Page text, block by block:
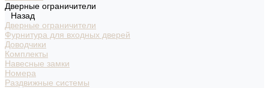
Дверные ограничители
Назад
Дверные ограничители
Фурнитура для входных дверей
Доводчики
Комплекты
Навесные замки
Номера
Раздвижные системы